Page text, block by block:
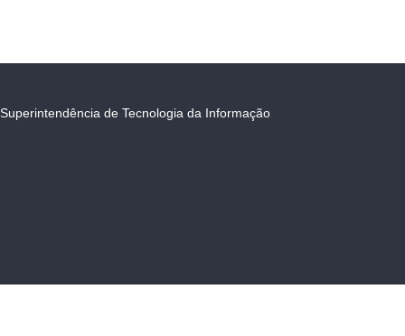
Superintendência de Tecnologia da Informação